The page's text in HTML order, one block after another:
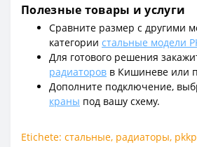
Полезные товары и услуги
Сравните размер с другими
категории стальные модели
Для готового решения
радиаторов в Кишиневе или
Дополните подключение,
краны под вашу схему.
Etichete: стальные, радиаторы,